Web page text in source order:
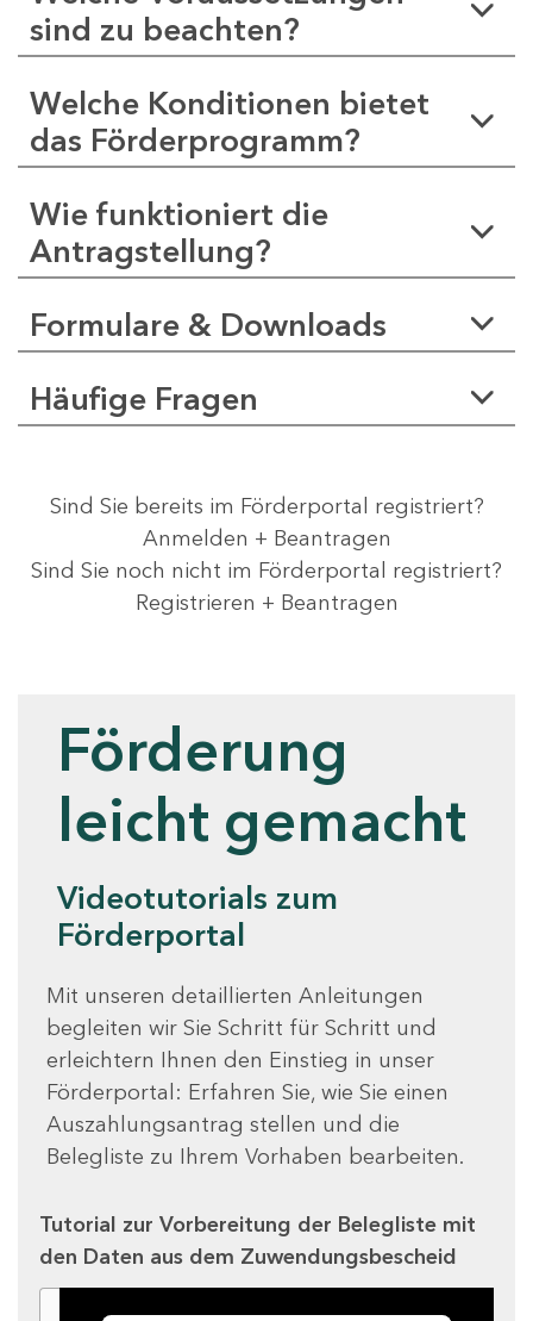
sind zu beachten?
Welche Konditionen bietet
das Förderprogramm?
Wie funktioniert die
Antragstellung?
Formulare & Downloads
Häufige Fragen
Sind Sie bereits im Förderportal registriert?
Anmelden + Beantragen
Sind Sie noch nicht im Förderportal registriert?
Registrieren + Beantragen
Förderung
leicht gemacht
Videotutorials zum
Förderportal
Mit unseren detaillierten Anleitungen
begleiten wir Sie Schritt für Schritt und
erleichtern Ihnen den Einstieg in unser
Förderportal: Erfahren Sie, wie Sie einen
Auszahlungsantrag stellen und die
Belegliste zu Ihrem Vorhaben bearbeiten.
Tutorial zur Vorbereitung der Belegliste mit
den Daten aus dem Zuwendungsbescheid